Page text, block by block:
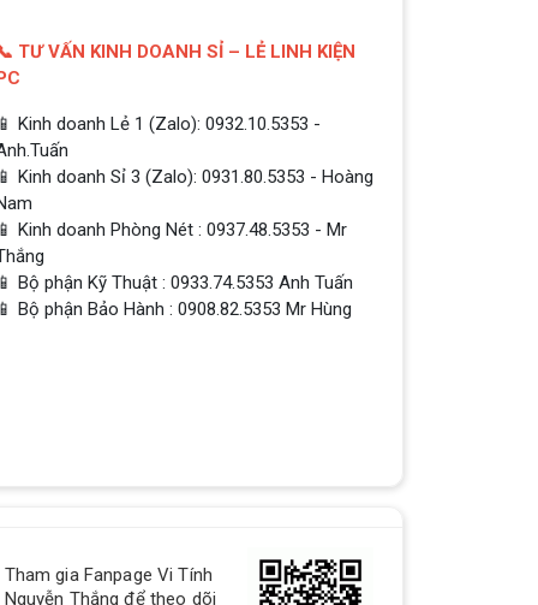
TƯ VẤN KINH DOANH SỈ – LẺ LINH KIỆN
📱 Kinh doanh Lẻ 1 (Zalo): 0932.10.5353 -
📱 Kinh doanh Sỉ 3 (Zalo): 0931.80.5353 - Hoàng
📱 Kinh doanh Phòng Nét : 0937.48.5353 - Mr
📱 Bộ phận Kỹ Thuật : 0933.74.5353 Anh Tuấn
📱 Bộ phận Bảo Hành : 0908.82.5353 Mr Hùng
Tham gia Fanpage Vi Tính
Nguyễn Thắng để theo dõi
QUÀ TẶNG TƯNG BỪNG -
CHÀO MỪNG NĂM MỚI